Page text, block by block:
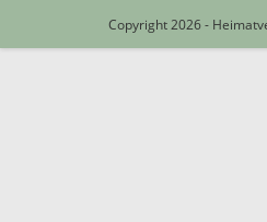
Copyright 2026 -